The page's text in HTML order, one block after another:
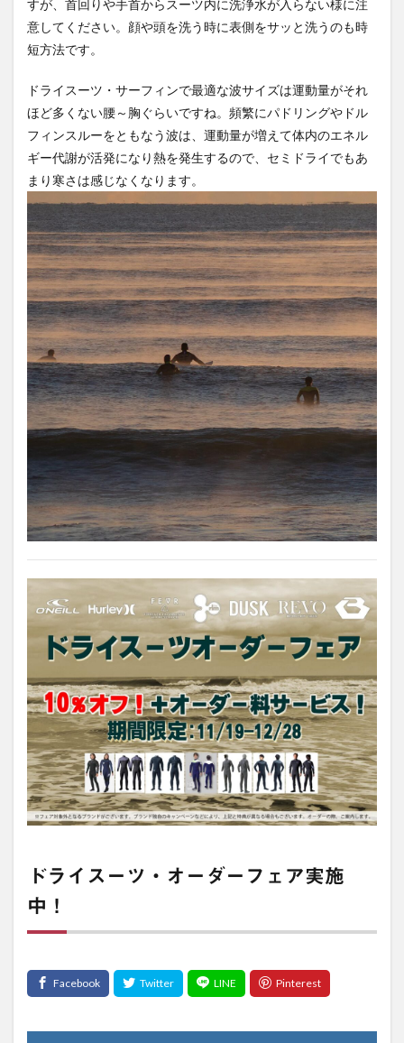
すが、首回りや手首からスーツ内に洗浄水が入らない様に注
意してください。顔や頭を洗う時に表側をサッと洗うのも時
短方法です。
ドライスーツ・サーフィンで最適な波サイズは運動量がそれ
ほど多くない腰～胸ぐらいですね。頻繁にパドリングやドル
フィンスルーをともなう波は、運動量が増えて体内のエネル
ギー代謝が活発になり熱を発生するので、セミドライでもあ
まり寒さは感じなくなります。
ドライスーツ・オーダーフェア実施
中！